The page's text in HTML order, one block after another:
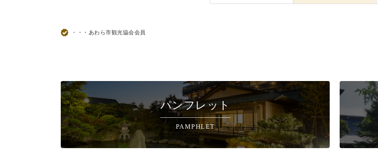
・・・あわら市観光協会会員
パンフレット
PAMPHLET